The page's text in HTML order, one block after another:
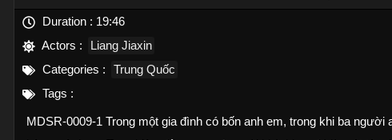
Duration : 19:46
Actors :
Liang Jiaxin
Categories :
Trung Quốc
Tags :
MDSR-0009-1 Trong một gia đình có bốn anh em, trong khi ba